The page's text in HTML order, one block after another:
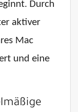
Durch
aktiver
Mac
und eine